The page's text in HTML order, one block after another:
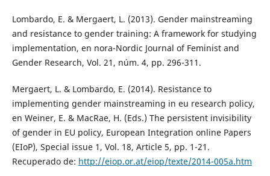
Lombardo, E. & Mergaert, L. (2013). Gender mainstreaming
and resistance to gender training: A framework for studying
implementation, en nora-Nordic Journal of Feminist and
Gender Research, Vol. 21, núm. 4, pp. 296-311.
Mergaert, L. & Lombardo, E. (2014). Resistance to
implementing gender mainstreaming in eu research policy,
en Weiner, E. & MacRae, H. (Eds.) The persistent invisibility
of gender in EU policy, European Integration online Papers
(EIoP), Special issue 1, Vol. 18, Article 5, pp. 1-21.
Recuperado de: http://eiop.or.at/eiop/texte/2014-005a.htm